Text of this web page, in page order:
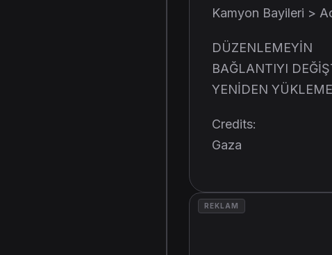
Kamyon Bayileri >
DÜZENLEMEYİN
BAĞLANTIYI
YENİDEN
Credits:
Gaza
REKLAM